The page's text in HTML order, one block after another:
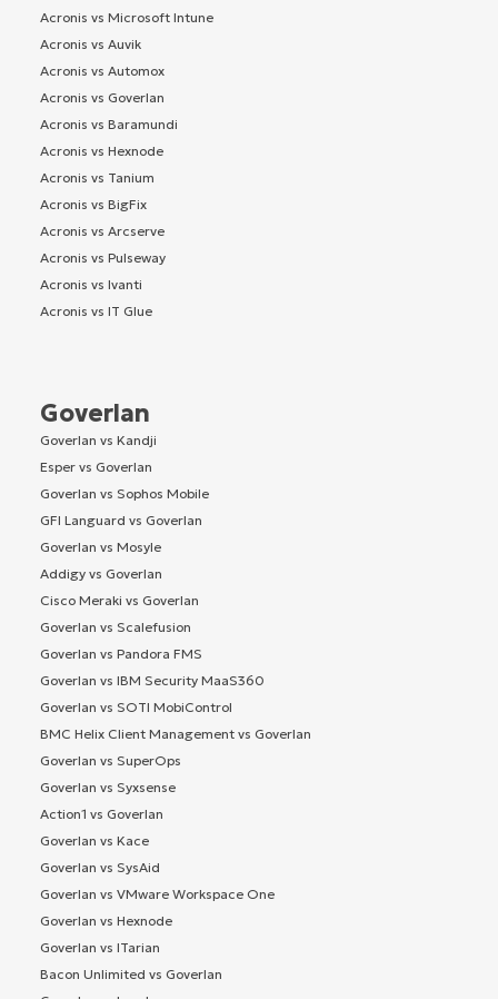
Acronis vs Microsoft Intune
Acronis vs Auvik
Acronis vs Automox
Acronis vs Goverlan
Acronis vs Baramundi
Acronis vs Hexnode
Acronis vs Tanium
Acronis vs BigFix
Acronis vs Arcserve
Acronis vs Pulseway
Acronis vs Ivanti
Acronis vs IT Glue
Goverlan
Goverlan vs Kandji
Esper vs Goverlan
Goverlan vs Sophos Mobile
GFI Languard vs Goverlan
Goverlan vs Mosyle
Addigy vs Goverlan
Cisco Meraki vs Goverlan
Goverlan vs Scalefusion
Goverlan vs Pandora FMS
Goverlan vs IBM Security MaaS360
Goverlan vs SOTI MobiControl
BMC Helix Client Management vs Goverlan
Goverlan vs SuperOps
Goverlan vs Syxsense
Action1 vs Goverlan
Goverlan vs Kace
Goverlan vs SysAid
Goverlan vs VMware Workspace One
Goverlan vs Hexnode
Goverlan vs ITarian
Bacon Unlimited vs Goverlan